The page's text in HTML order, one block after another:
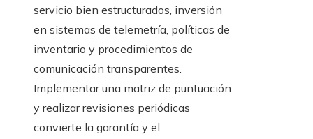
servicio bien estructurados, inversión
en sistemas de telemetría, políticas de
inventario y procedimientos de
comunicación transparentes.
Implementar una matriz de puntuación
y realizar revisiones periódicas
convierte la garantía y el